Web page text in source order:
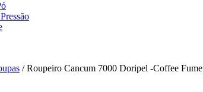
/ Roupeiro Cancum 7000 Doripel -Coffee Fume